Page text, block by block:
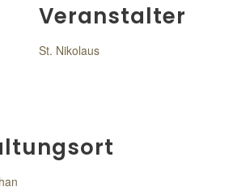
Veranstalter
St. Nikolaus